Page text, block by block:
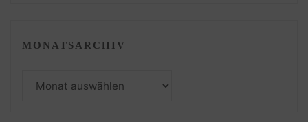
MONATSARCHIV